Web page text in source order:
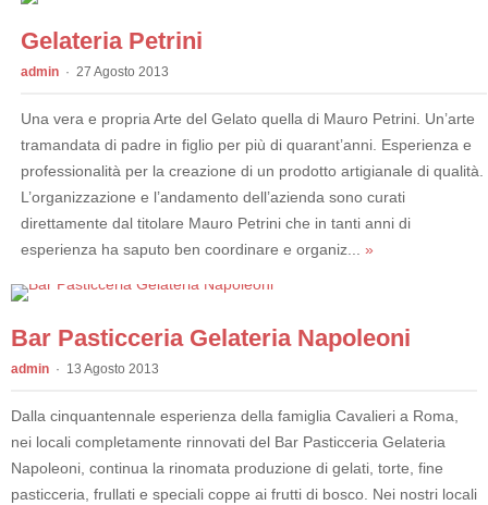
Gelateria Petrini
admin 27 Agosto 2013
Una vera e propria Arte del Gelato quella di Mauro Petrini. Un’arte
tramandata di padre in figlio per più di quarant’anni. Esperienza e
professionalità per la creazione di un prodotto artigianale di qualità.
L’organizzazione e l’andamento dell’azienda sono curati
direttamente dal titolare Mauro Petrini che in tanti anni di
esperienza ha saputo ben coordinare e organiz... »
Bar Pasticceria Gelateria Napoleoni
admin 13 Agosto 2013
Dalla cinquantennale esperienza della famiglia Cavalieri a Roma,
nei locali completamente rinnovati del Bar Pasticceria Gelateria
Napoleoni, continua la rinomata produzione di gelati, torte, fine
pasticceria, frullati e speciali coppe ai frutti di bosco. Nei nostri locali